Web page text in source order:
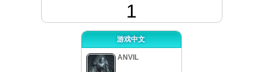
1
游戏中文
ANVIL